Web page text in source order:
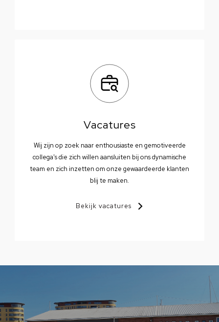
Vacatures
Wij zijn op zoek naar enthousiaste en gemotiveerde
collega's die zich willen aansluiten bij ons dynamische
team en zich inzetten om onze gewaardeerde klanten
blij te maken.
Bekijk vacatures